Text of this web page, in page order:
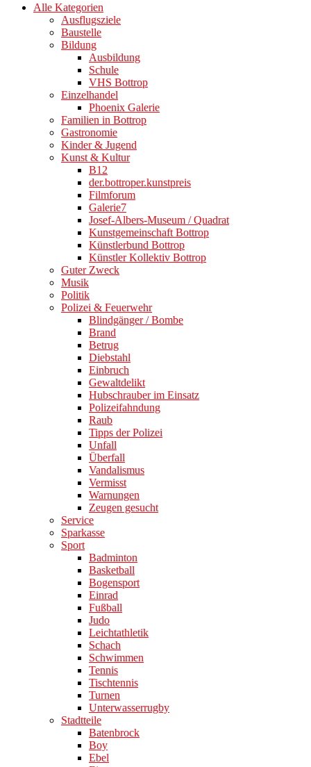
Alle Kategorien
Ausflugsziele
Baustelle
Bildung
Ausbildung
Schule
VHS Bottrop
Einzelhandel
Phoenix Galerie
Familien in Bottrop
Gastronomie
Kinder & Jugend
Kunst & Kultur
B12
der.bottroper.kunstpreis
Filmforum
Galerie7
Josef-Albers-Museum / Quadrat
Kunstgemeinschaft Bottrop
Künstlerbund Bottrop
Künstler Kollektiv Bottrop
Guter Zweck
Musik
Politik
Polizei & Feuerwehr
Blindgänger / Bombe
Brand
Betrug
Diebstahl
Einbruch
Gewaltdelikt
Hubschrauber im Einsatz
Polizeifahndung
Raub
Tipps der Polizei
Unfall
Überfall
Vandalismus
Vermisst
Warnungen
Zeugen gesucht
Service
Sparkasse
Sport
Badminton
Basketball
Bogensport
Einrad
Fußball
Judo
Leichtathletik
Schach
Schwimmen
Tennis
Tischtennis
Turnen
Unterwasserrugby
Stadtteile
Batenbrock
Boy
Ebel